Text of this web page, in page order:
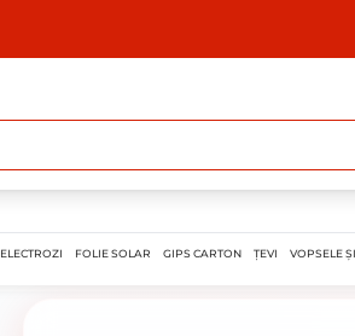
ELECTROZI FOLIE SOLAR GIPS CARTON ȚEVI VOPSELE